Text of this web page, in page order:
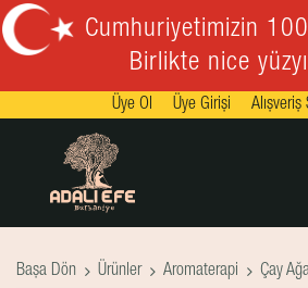
Cumhuriyetimizin
Birlikte nice
Üye Ol Üye Girişi
Başa Dön Ürünler Aromaterapi Çay